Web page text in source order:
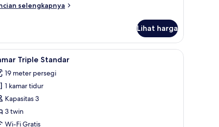
selengkapnya
Lihat harga
kedap suara Seprai antialergi, brankas, meja kerja, dan
5 Triple Standar
19 meter persegi
1 kamar tidur
Kapasitas 3
3 twin
Wi-Fi Gratis